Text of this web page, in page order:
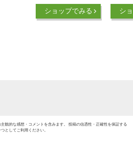
くせい アロマ 練香
水 香水 フレグラン
ショップでみる
レディ
フロ
シ
観的な感想・コメントを含みます。 投稿の信憑性・正確性を保証する
としてご利用ください。